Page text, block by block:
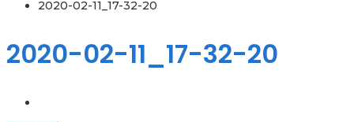
2020-02-11_17-32-20
2020-02-11_17-32-20